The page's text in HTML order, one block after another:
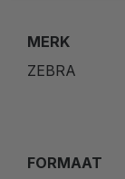
MERK
ZEBRA
FORMAAT